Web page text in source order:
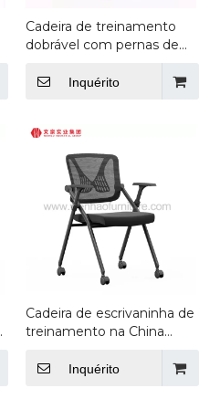
Cadeira de treinamento
dobrável com pernas de
aço, cadeiras de escritório,
fornecedor de móveis
Inquérito
Cadeira de escrivaninha de
treinamento na China
com rodízios e mesa de
computador
Inquérito